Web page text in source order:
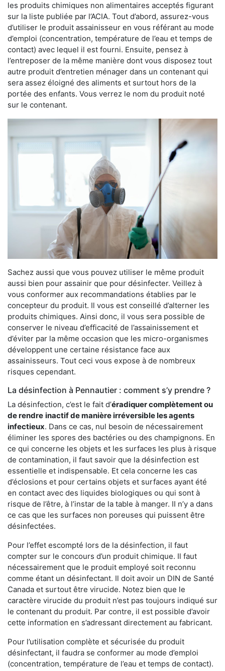
les produits chimiques non alimentaires acceptés figurant
sur la liste publiée par l’ACIA. Tout d’abord, assurez-vous
d’utiliser le produit assainisseur en vous référant au mode
d’emploi (concentration, température de l’eau et temps de
contact) avec lequel il est fourni. Ensuite, pensez à
l’entreposer de la même manière dont vous disposez tout
autre produit d’entretien ménager dans un contenant qui
sera assez éloigné des aliments et surtout hors de la
portée des enfants. Vous verrez le nom du produit noté
sur le contenant.
Sachez aussi que vous pouvez utiliser le même produit
aussi bien pour assainir que pour désinfecter. Veillez à
vous conformer aux recommandations établies par le
concepteur du produit. Il vous est conseillé d’alterner les
produits chimiques. Ainsi donc, il vous sera possible de
conserver le niveau d’efficacité de l’assainissement et
d’éviter par la même occasion que les micro-organismes
développent une certaine résistance face aux
assainisseurs. Tout ceci vous expose à de nombreux
risques cependant.
La désinfection à Pennautier : comment s’y prendre ?
La désinfection, c’est le fait d’éradiquer complètement ou
de rendre inactif de manière irréversible les agents
infectieux. Dans ce cas, nul besoin de nécessairement
éliminer les spores des bactéries ou des champignons. En
ce qui concerne les objets et les surfaces les plus à risque
de contamination, il faut savoir que la désinfection est
essentielle et indispensable. Et cela concerne les cas
d’éclosions et pour certains objets et surfaces ayant été
en contact avec des liquides biologiques ou qui sont à
risque de l’être, à l’instar de la table à manger. II n’y a dans
ce cas que les surfaces non poreuses qui puissent être
désinfectées.
Pour l’effet escompté lors de la désinfection, il faut
compter sur le concours d’un produit chimique. Il faut
nécessairement que le produit employé soit reconnu
comme étant un désinfectant. Il doit avoir un DIN de Santé
Canada et surtout être virucide. Notez bien que le
caractère virucide du produit n’est pas toujours indiqué sur
le contenant du produit. Par contre, il est possible d’avoir
cette information en s’adressant directement au fabricant.
Pour l’utilisation complète et sécurisée du produit
désinfectant, il faudra se conformer au mode d’emploi
(concentration, température de l’eau et temps de contact).